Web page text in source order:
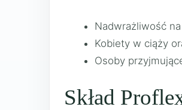
Nadwrażliwość
Kobiety w ciąży
Osoby
Skład